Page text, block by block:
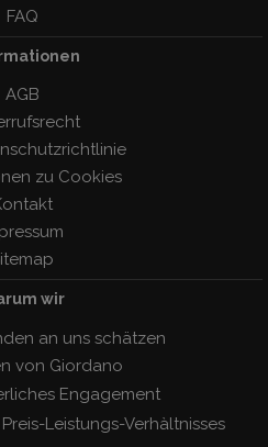
FAQ
AGB
zu Cookies
wir
an uns schätzen
von Giordano
Engagement
Leistungs-Verhàltnisses